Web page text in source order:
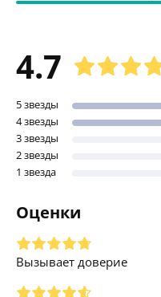
4.7
5 звезды
4 звезды
3 звезды
2 звезды
1 звезда
Оценки
Вызывает доверие